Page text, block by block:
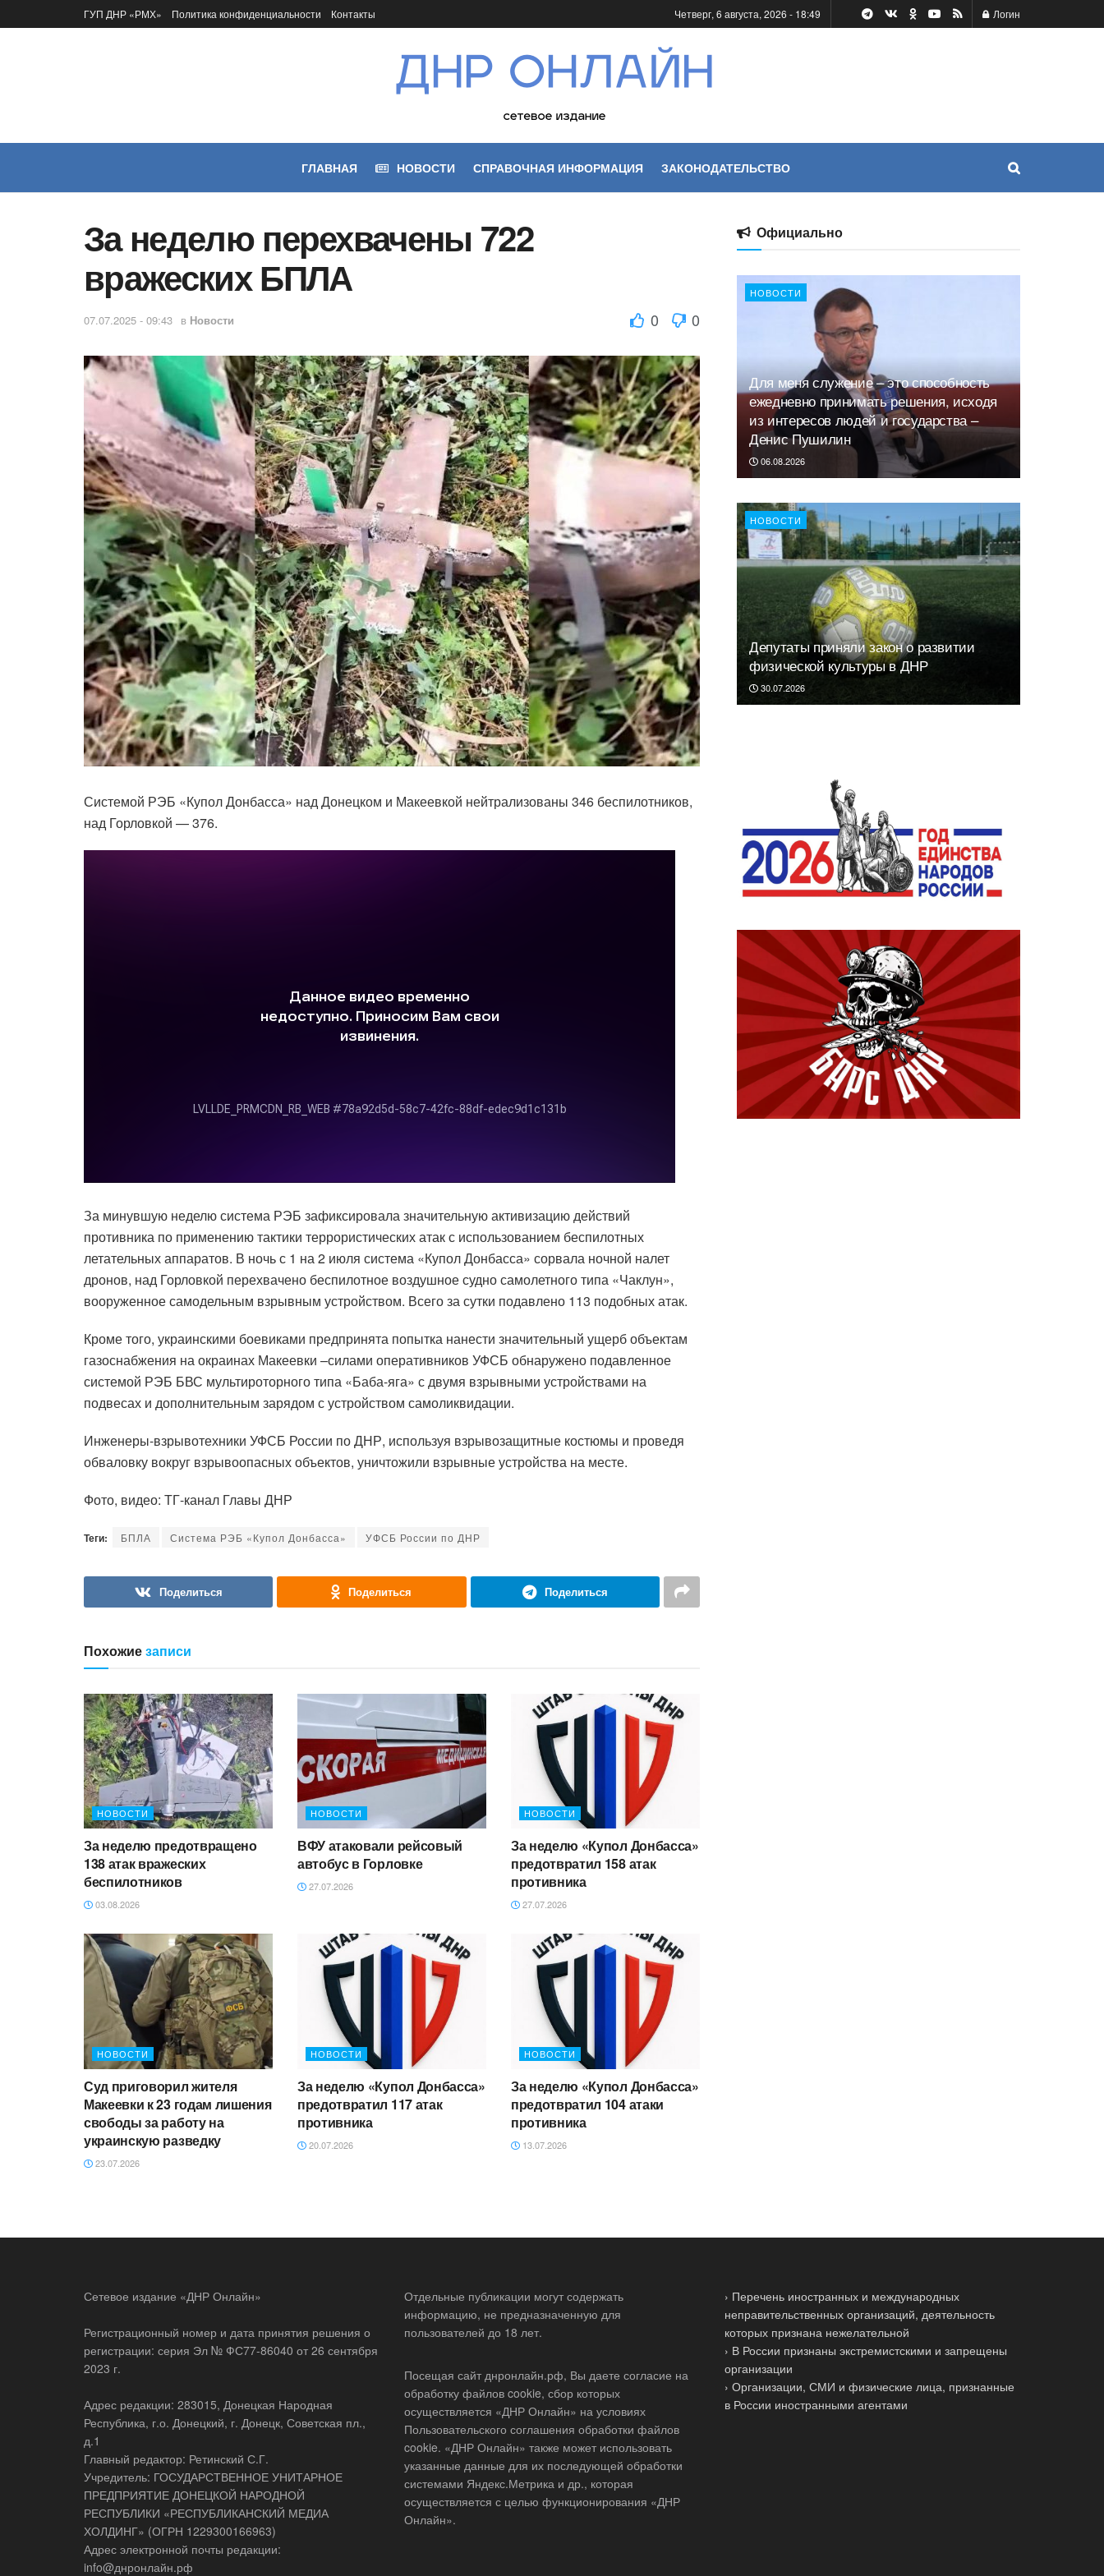
ГУП ДНР «РМХ» Политика конфиденциальности Контакты Четверг, 6 августа, 2026 - 18:49 Логин
ГЛАВНАЯ НОВОСТИ СПРАВОЧНАЯ ИНФОРМАЦИЯ ЗАКОНОДАТЕЛЬСТВО
За неделю перехвачены 722
вражеских БПЛА
07.07.2025 - 09:43 в Новости 0 0
Системой РЭБ «Купол Донбасса» над Донецком и Макеевкой нейтрализованы 346 беспилотников,
над Горловкой — 376.
За минувшую неделю система РЭБ зафиксировала значительную активизацию действий
противника по применению тактики террористических атак с использованием беспилотных
летательных аппаратов. В ночь с 1 на 2 июля система «Купол Донбасса» сорвала ночной налет
дронов, над Горловкой перехвачено беспилотное воздушное судно самолетного типа «Чаклун»,
вооруженное самодельным взрывным устройством. Всего за сутки подавлено 113 подобных атак.
Кроме того, украинскими боевиками предпринята попытка нанести значительный ущерб объектам
газоснабжения на окраинах Макеевки –силами оперативников УФСБ обнаружено подавленное
системой РЭБ БВС мультироторного типа «Баба-яга» с двумя взрывными устройствами на
подвесах и дополнительным зарядом с устройством самоликвидации.
Инженеры-взрывотехники УФСБ России по ДНР, используя взрывозащитные костюмы и проведя
обваловку вокруг взрывоопасных объектов, уничтожили взрывные устройства на месте.
Фото, видео: ТГ-канал Главы ДНР
Теги: БПЛА Система РЭБ «Купол Донбасса» УФСБ России по ДНР
Поделиться Поделиться Поделиться
Похожиезаписи
НОВОСТИ
За неделю предотвращено
138 атак вражеских
беспилотников
03.08.2026
НОВОСТИ
ВФУ атаковали рейсовый
автобус в Горловке
27.07.2026
НОВОСТИ
За неделю «Купол Донбасса»
предотвратил 158 атак
противника
27.07.2026
НОВОСТИ
Суд приговорил жителя
Макеевки к 23 годам лишения
свободы за работу на
украинскую разведку
23.07.2026
НОВОСТИ
За неделю «Купол Донбасса»
предотвратил 117 атак
противника
20.07.2026
НОВОСТИ
За неделю «Купол Донбасса»
предотвратил 104 атаки
противника
13.07.2026
Официально
НОВОСТИ
Для меня служение – это способность
ежедневно принимать решения, исходя
из интересов людей и государства –
Денис Пушилин
06.08.2026
НОВОСТИ
Депутаты приняли закон о развитии
физической культуры в ДНР
30.07.2026
Сетевое издание «ДНР Онлайн»
Регистрационный номер и дата принятия решения о
регистрации: серия Эл № ФС77-86040 от 26 сентября
2023 г.
Адрес редакции: 283015, Донецкая Народная
Республика, г.о. Донецкий, г. Донецк, Советская пл.,
д.1
Главный редактор: Ретинский С.Г.
Учредитель: ГОСУДАРСТВЕННОЕ УНИТАРНОЕ
ПРЕДПРИЯТИЕ ДОНЕЦКОЙ НАРОДНОЙ
РЕСПУБЛИКИ «РЕСПУБЛИКАНСКИЙ МЕДИА
ХОЛДИНГ» (ОГРН 1229300166963)
Адрес электронной почты редакции:
info@днронлайн.рф
Отдельные публикации могут содержать
информацию, не предназначенную для
пользователей до 18 лет.
Посещая сайт днронлайн.рф, Вы даете согласие на
обработку файлов cookie, сбор которых
осуществляется «ДНР Онлайн» на условиях
Пользовательского соглашения обработки файлов
cookie. «ДНР Онлайн» также может использовать
указанные данные для их последующей обработки
системами Яндекс.Метрика и др., которая
осуществляется с целью функционирования «ДНР
Онлайн».
› Перечень иностранных и международных
неправительственных организаций, деятельность
которых признана нежелательной
› В России признаны экстремистскими и запрещены
организации
› Организации, СМИ и физические лица, признанные
в России иностранными агентами